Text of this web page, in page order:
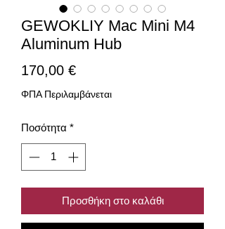
GEWOKLIY Mac Mini M4
Aluminum Hub
170,00 €Τιμή
ΦΠΑ Περιλαμβάνεται
Ποσότητα *
Προσθήκη στο καλάθι